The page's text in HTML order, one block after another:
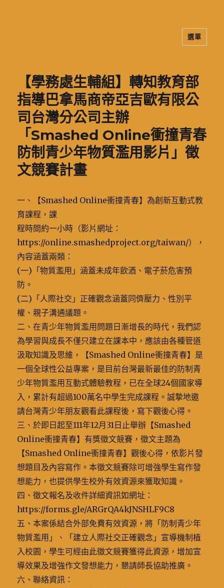
選單
【學務處生輔組】轉知教育部
指導巴拿馬商帝亞吉歐有限公
司台灣分公司主辦
「Smashed Online衝撞青春
防制青少年物質濫用影片」徵
文競賽計畫
一、【Smashed Online衝撞青春】為創新互動式教
育課程，課
程時間約一小時（影片網址：
https://online.smashedproject.org/taiwan/），
內容涵蓋兩類：
(一)「物質濫用」涵蓋未成年飲酒、電子菸危害預
防。
(二)「人際社交」正確觀念涵蓋同儕壓力、性別平
權、親子溝通議題。
二、在青少年物質濫用問題日漸增長的時代，我們認
為學習與成長不僅只建立在課本中，應該由各種管道
汲取知識及思維，【Smashed Online衝撞青春】是
一個全球性公益專案，是目前台灣最新最佳的防制青
少年物質濫用互動式體驗教程，已在全球24個國家導
入，累計有超過100萬名中學生完成課程。誠摯地邀
請台灣青少年朋友觀看此課程後，寫下觀後心得。
三、於即日起至111年12月31日止舉辦【Smashed
Online衝撞青春】有獎徵文競賽，徵文主題為
【Smashed Online衝撞青春】觀後心得，依影片發
想題目及內容寫作。本徵文競賽除可增強學生寫作發
想能力，也提供學生校外有效資源來獲取知識。
四、徵文報名及收件詳細資訊如網址：
https://forms.gle/ARGrQA4kJNSHLF9C8
五、本案係結合外部免費有效資源，將「防制青少年
物質濫用」、「建立人際社交正確觀念」宣導機制植
入校園，學生可經由此徵文競賽獲得此資源，增加宣
導效果及增強作文發想能力，懇請師長協助推廣。
六、聯絡資訊：